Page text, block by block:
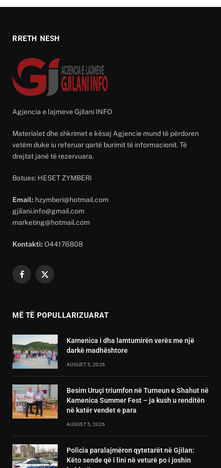
RRETH NESH
Agjencia e lajmeve Gjilani INFO
Materialet dhe shkrimet e kësaj Agjencie mund të përdoren
vetëm duke iu referuar qartë burimit të informacionit. Të
drejtat janë të rezervuara.
Botues: HESET ZYMBERI
Email: hzymberi@hotmail.com
gjilani.info@gmail.com
marketing@hotmail.com
Kontakti: O44176808
Facebook
X
MË TË POPULLARIZUARAT
Kamenica i dha lamtumirën verës me një
darkë madhështore
AUGUST 5, 2026
Besim Uruçi triumfon në Turneun e Shahut në
Kamenica Summer Fest – ja kush u renditën
në katër vendet e para
AUGUST 5, 2026
Policia paralajmëron qytetarët në Gjilan:
Këto sende që i lini në veturë po i joshin